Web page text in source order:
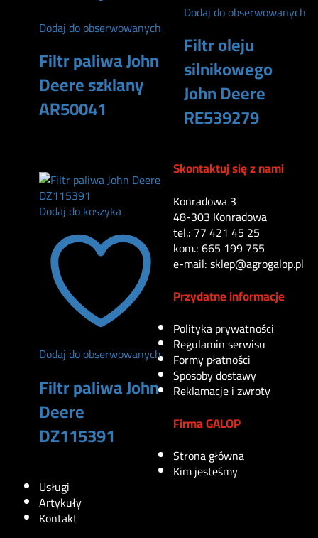
Dodaj do obserwowanych
Filtr paliwa John
Deere szklany
AR50041
Dodaj do obserwowanych
Filtr oleju
silnikowego
John Deere
RE539279
Dodaj do koszyka
Dodaj do obserwowanych
Filtr paliwa John
Deere
DZ115391
Skontaktuj się z nami
Konradowa 3
48-303 Konradowa
tel.: 77 421 45 25
kom.: 665 199 755
e-mail: sklep@agrogalop.pl
Przydatne informacje
Polityka prywatności
Regulamin serwisu
Formy płatności
Sposoby dostawy
Reklamacje i zwroty
Firma GALOP
Strona główna
Kim jesteśmy
Usługi
Artykuły
Kontakt